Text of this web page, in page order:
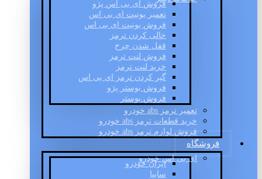
فروش ای بی اس پژو
تعمیر یونیت ای بی اس
فروش یونیت ای بی اس
خالی کردن ترمز
قفل شدن چرخ
فروش لنت ترمز
خرید لنت ترمز
گیر کردن ترمز ای بی اس
فروش بوستر پژو
فروش بوستر
تعمیر ترمز abs خودرو
خرید قطعات ترمز abs خودرو
فروش لوازم ترمز abs خودرو
فروشگاه
ای بی اس خودرو
ایران خودرو
سایپا